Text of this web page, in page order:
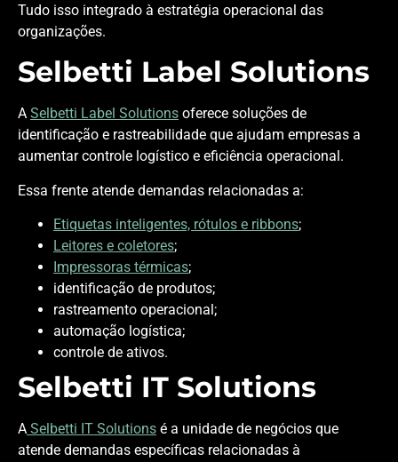
Tudo isso integrado à estratégia operacional das
organizações.
Selbetti Label Solutions
A Selbetti Label Solutions oferece soluções de
identificação e rastreabilidade que ajudam empresas a
aumentar controle logístico e eficiência operacional.
Essa frente atende demandas relacionadas a:
Etiquetas inteligentes, rótulos e ribbons;
Leitores e coletores;
Impressoras térmicas;
identificação de produtos;
rastreamento operacional;
automação logística;
controle de ativos.
Selbetti IT Solutions
A Selbetti IT Solutions é a unidade de negócios que
atende demandas específicas relacionadas à